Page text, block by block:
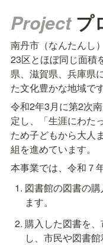
Project プ
南丹市（なんたんし
23区とほぼ同じ面積
県、滋賀県、兵庫県
た文化豊かな地域です
令和2年3月に第2次
定し、「生涯にわた
ため子どもから大人
組を進めています。
本事業では、令和７
図書館の図書の
ます。
購入した図書を
し、市民や図書館